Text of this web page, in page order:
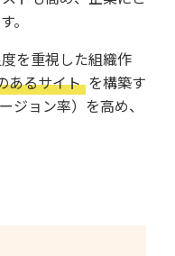
。
を重視した組織作
あるサイト を構築す
ジョン率）を高め、